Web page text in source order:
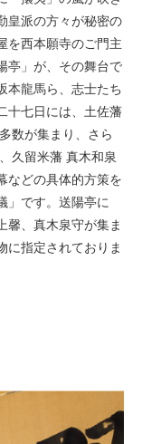
皇派の方々が秘密の
を西本願寺のご門主
亭」が、その舞台で
本龍馬ら、志士たち
十七日には、土佐藩
数が集まり、さら
久留米藩 真木和泉
などの具体的方策を
」です。送陽亭に
馨、真木泉守が集ま
に指定されておりま